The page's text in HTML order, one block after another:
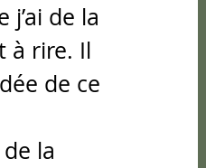
de la
à rire. Il
de ce
la